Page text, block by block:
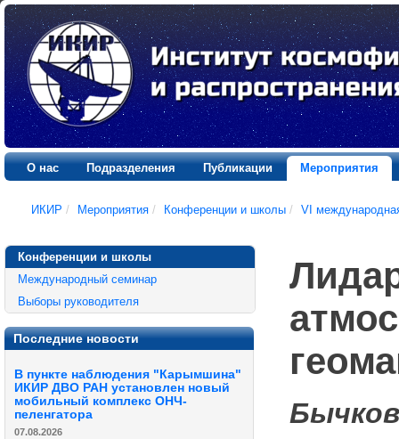
О нас Подразделения Публикации Мероприятия
ИКИР / Мероприятия / Конференции и школы / VI
Конференции и школы
Международный семинар
Выборы руководителя
Последние новости
В пункте наблюдения "Карымшина"
ИКИР ДВО РАН установлен новый
мобильный комплекс ОНЧ-
пеленгатора
07.08.2026